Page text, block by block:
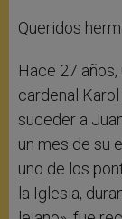
Queridos
Hace 27
cardenal
suceder a
un mes de su
uno de los
la Iglesia,